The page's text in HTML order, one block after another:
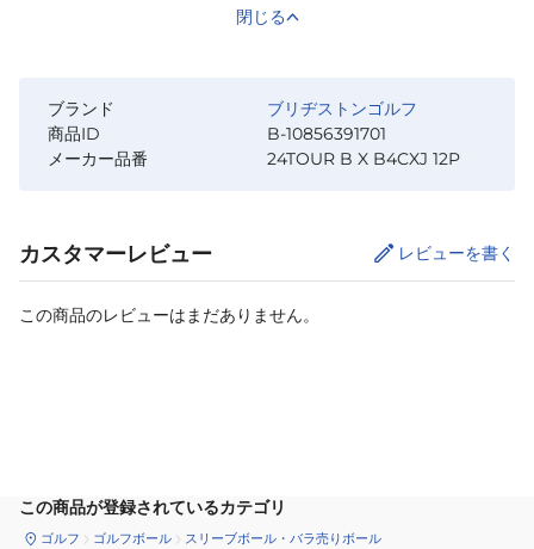
閉じる
ブランド
ブリヂストンゴルフ
商品ID
B-10856391701
メーカー品番
24TOUR B X B4CXJ 12P
カスタマーレビュー レビューを書く
この商品のレビューはまだありません。
この商品が登録されているカテゴリ
ゴルフ ゴルフボール スリーブボール・バラ売りボール